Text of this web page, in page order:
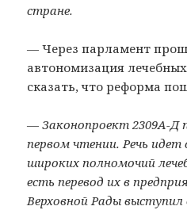
стране.
— Через парламент
автономизация
сказать, что реформа
— Законопроект 2309А-Д
первом чтении. Речь идет
широких полномочий
есть перевод их в
Верховной Рады